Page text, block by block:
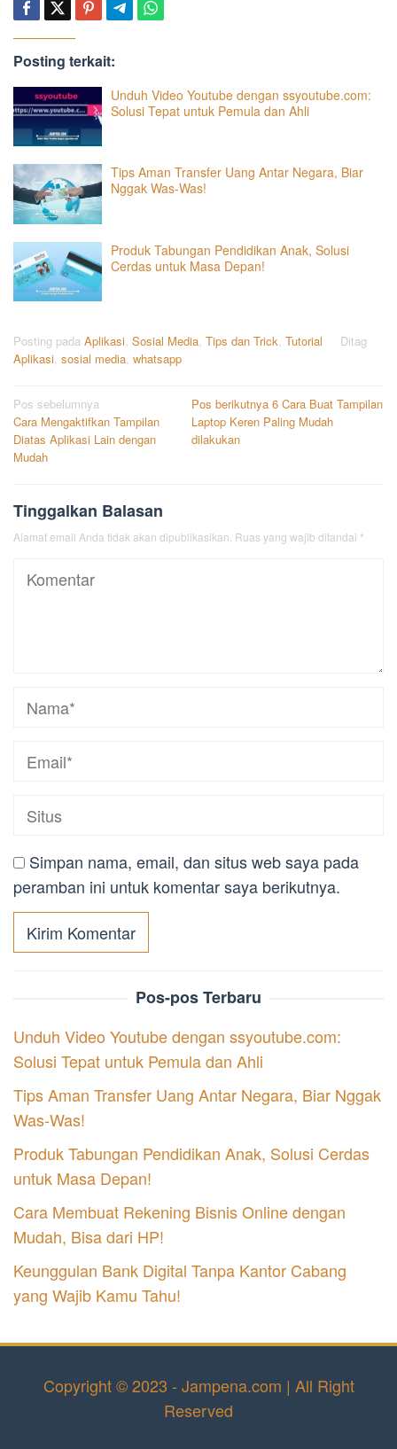
Posting terkait:
Unduh Video Youtube dengan ssyoutube.com:
Solusi Tepat untuk Pemula dan Ahli
Tips Aman Transfer Uang Antar Negara, Biar
Nggak Was-Was!
Produk Tabungan Pendidikan Anak, Solusi
Cerdas untuk Masa Depan!
Posting pada Aplikasi, Sosial Media, Tips dan Trick, Tutorial
Ditag
Aplikasi, sosial media, whatsapp
Navigasi
pos
Pos sebelumnya
Cara Mengaktifkan Tampilan
Diatas Aplikasi Lain dengan
Mudah
Pos berikutnya6 Cara Buat Tampilan
Laptop Keren Paling Mudah
dilakukan
Tinggalkan Balasan
Alamat email Anda tidak akan dipublikasikan. Ruas yang wajib ditandai *
Simpan nama, email, dan situs web saya pada
peramban ini untuk komentar saya berikutnya.
Pos-pos Terbaru
Unduh Video Youtube dengan ssyoutube.com:
Solusi Tepat untuk Pemula dan Ahli
Tips Aman Transfer Uang Antar Negara, Biar Nggak
Was-Was!
Produk Tabungan Pendidikan Anak, Solusi Cerdas
untuk Masa Depan!
Cara Membuat Rekening Bisnis Online dengan
Mudah, Bisa dari HP!
Keunggulan Bank Digital Tanpa Kantor Cabang
yang Wajib Kamu Tahu!
Copyright © 2023 - Jampena.com | All Right
Reserved